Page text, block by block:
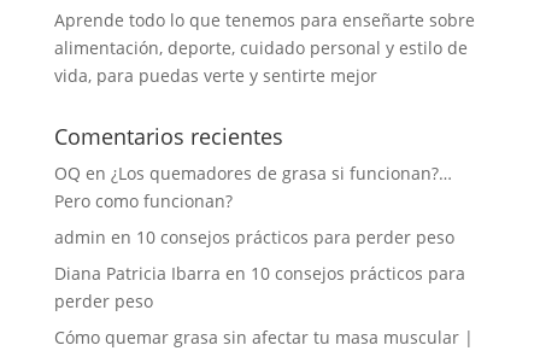
Aprende todo lo que tenemos para enseñarte sobre
alimentación, deporte, cuidado personal y estilo de
vida, para puedas verte y sentirte mejor
Comentarios recientes
OQ en ¿Los quemadores de grasa si funcionan?…
Pero como funcionan?
admin en 10 consejos prácticos para perder peso
Diana Patricia Ibarra en 10 consejos prácticos para
perder peso
Cómo quemar grasa sin afectar tu masa muscular |